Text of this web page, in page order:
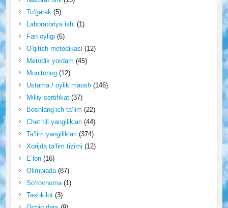
To‘garak(5)
Laboratoriya ishi (1)
Fan oyligi (6)
O'qitish metodikasi (12)
Metodik yordam (45)
Monitoring(12)
Ustama / oylik maosh(146)
Milliy sertifikat(37)
Boshlang‘ich ta’lim (22)
Chet tili yangiliklari (44)
Ta’lim yangiliklari (374)
Xorijda ta’lim tizimi (12)
E’lon(16)
Olimpiada(87)
So‘rovnoma(1)
Tashkilot(3)